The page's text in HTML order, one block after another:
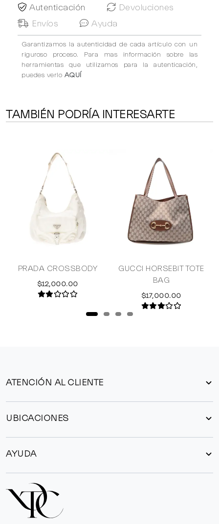
Autenticación
Devoluciones
Envíos
Ayuda
Garantizamos la autenticidad de cada artículo con un
riguroso proceso. Para mas información sobre las
herramientas que utilizamos para la autenticación,
puedes verlo AQUÍ
TAMBIÉN PODRÍA INTERESARTE
PRADA CROSSBODY
$12,000.00
GUCCI HORSEBIT TOTE
BAG
$17,000.00
ATENCIÓN AL CLIENTE
UBICACIONES
AYUDA